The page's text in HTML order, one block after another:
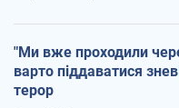
"Ми вже проходили
варто піддаватися
терор